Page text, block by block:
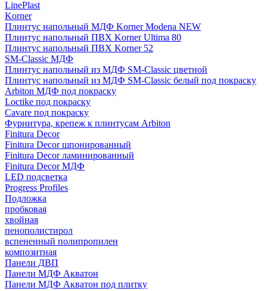
LinePlast
Korner
Плинтус напольный МДФ Korner Modena NEW
Плинтус напольный ПВХ Korner Ultima 80
Плинтус напольный ПВХ Korner 52
SM-Classic МДФ
Плинтус напольный из МДФ SM-Classic цветной
Плинтус напольный из МДФ SM-Classic белый под покраску
Arbiton МДФ под покраску
Loctike под покраску
Cavare под покраску
Фурнитура, крепеж к плинтусам Arbiton
Finitura Decor
Finitura Decor шпонированный
Finitura Decor ламинированный
Finitura Decor МДФ
LED подсветка
Progress Profiles
Подложка
пробковая
хвойная
пенополистирол
вспененный полипропилен
композитная
Панели ДВП
Панели МДФ Акватон
Панели МДФ Акватон под плитку